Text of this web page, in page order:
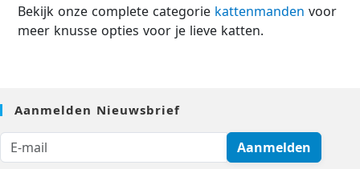
Bekijk onze complete categorie kattenmanden voor
meer knusse opties voor je lieve katten.
Aanmelden Nieuwsbrief
Aanmelden